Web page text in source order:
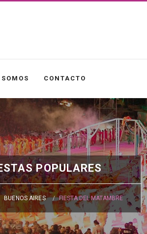
CONTACTO
POPULARES
BUENOS AIRES FIESTA DEL MATAMBRE